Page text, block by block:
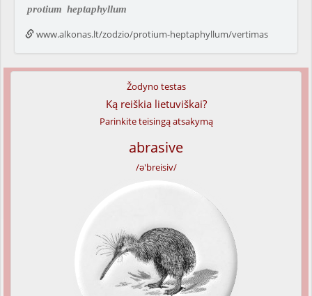
protium heptaphyllum
www.alkonas.lt/zodzio/protium-heptaphyllum/vertimas
Žodyno testas
Ką reiškia lietuviškai?
Parinkite teisingą atsakymą
abrasive
/ə'breisiv/